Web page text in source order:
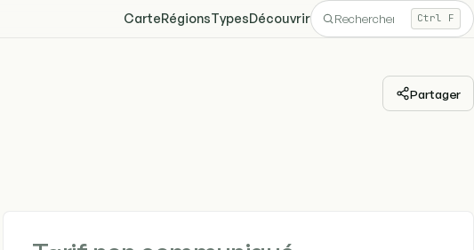
CarteRégionsTypesDécouvrir Ctrl F
Partager